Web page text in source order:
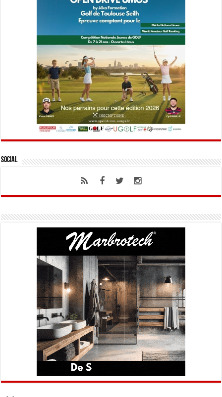
Social